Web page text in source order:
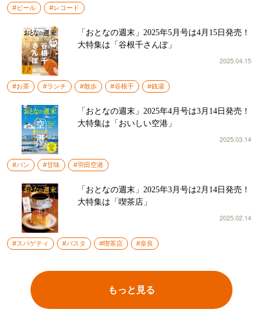
#ビール #レコード
「おとなの週末」2025年5月号は4月15日発売！
大特集は「谷根千さんぽ」
2025.04.15
#お茶 #ランチ #散歩 #谷根千 #銭湯
「おとなの週末」2025年4月号は3月14日発売！
大特集は「おいしい空港」
2025.03.14
#パン #甘味 #羽田空港
「おとなの週末」2025年3月号は2月14日発売！
大特集は「喫茶店」
2025.02.14
#スパゲティ #パスタ #喫茶店 #奈良
もっと見る